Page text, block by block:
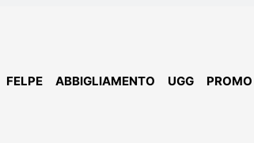
FELPE ABBIGLIAMENTO UGG PROMO